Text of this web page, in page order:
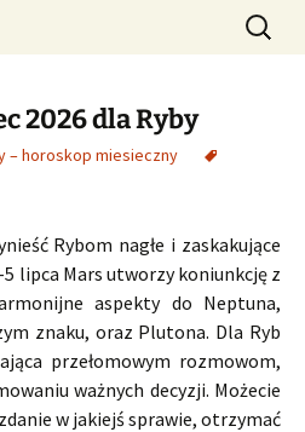
horoskop
i
astrologiczne
Szukaj:
2026 dla Ryby
– horoskop miesieczny
Rybom nagłe i zaskakujące
lipca Mars utworzy koniunkcję z
aspekty do Neptuna,
znaku, oraz Plutona. Dla Ryb
przełomowym rozmowom,
ważnych decyzji. Możecie
w jakiejś sprawie, otrzymać